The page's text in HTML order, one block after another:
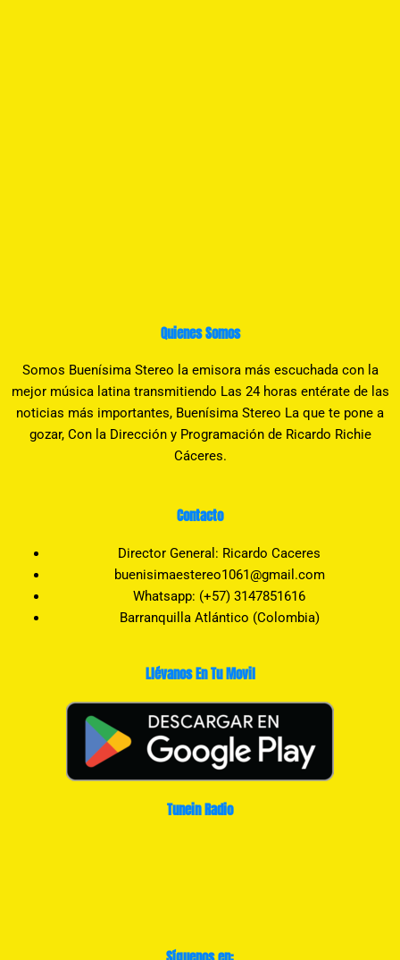
Quienes Somos
Somos Buenísima Stereo la emisora más escuchada con la
mejor música latina transmitiendo Las 24 horas entérate de las
noticias más importantes, Buenísima Stereo La que te pone a
gozar, Con la Dirección y Programación de Ricardo Richie
Cáceres.
Contacto
Director General: Ricardo Caceres
buenisimaestereo1061@gmail.com
Whatsapp: (+57) 3147851616
Barranquilla Atlántico (Colombia)
Llévanos En Tu Movil
Tunein Radio